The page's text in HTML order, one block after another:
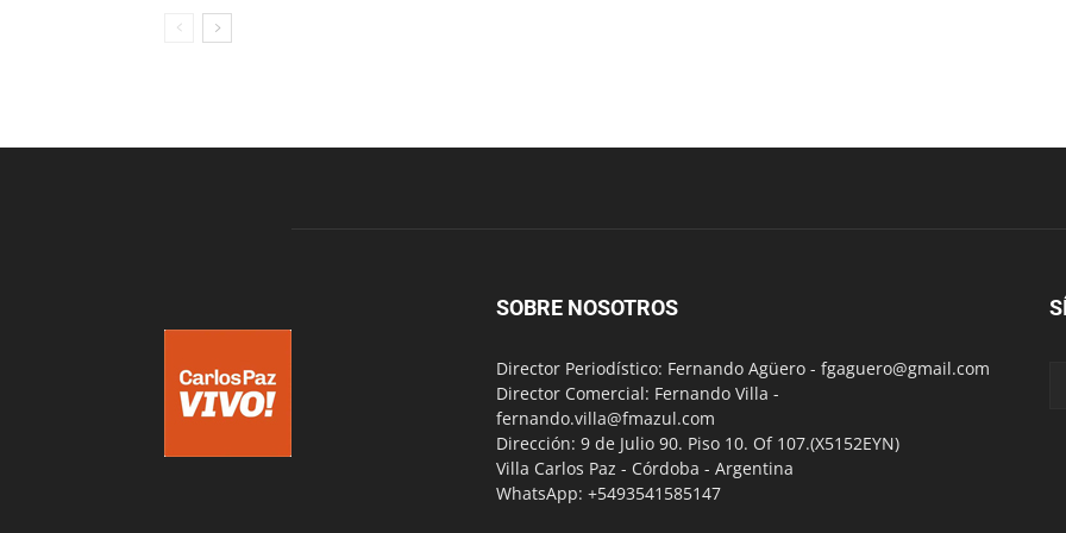
SOBRE NOSOTROS
Director Periodístico: Fernando Agüero - fgaguero@gmail.com
Director Comercial: Fernando Villa -
fernando.villa@fmazul.com
Dirección: 9 de Julio 90. Piso 10. Of 107.(X5152EYN)
Villa Carlos Paz - Córdoba - Argentina
WhatsApp: +5493541585147